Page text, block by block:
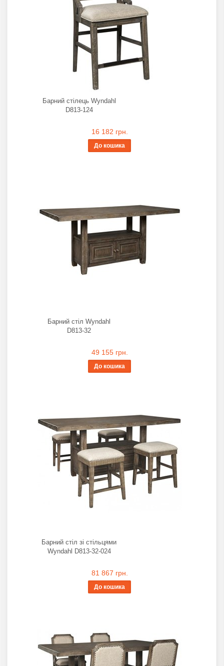
Барний стілець Wyndahl
D813-124
16 182 грн.
До кошика
Барний стіл Wyndahl
D813-32
49 155 грн.
До кошика
Барний стіл зі стільцями
Wyndahl D813-32-024
81 867 грн.
До кошика